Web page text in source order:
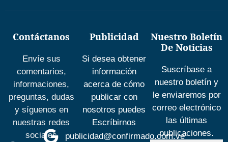
Contáctanos
Envíe sus
comentarios,
informaciones,
preguntas, dudas
y síguenos en
nuestras redes
sociales
Publicidad
Si desea obtener
información
acerca de cómo
publicar con
nosotros puedes
Escríbirnos
publicidad@confirmado.com.ve
Nuestro Boletín
De Noticias
Suscríbase a
nuestro boletín y
le enviaremos por
correo electrónico
las últimas
publicaciones.